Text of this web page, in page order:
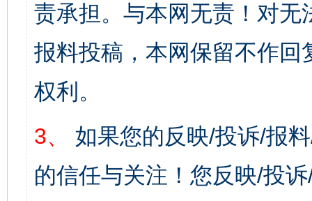
责承担。与本网无责！对
报料投稿，本网保留不作
权利。
3、
如果您的反映/投诉/报
的信任与关注！您反映/投